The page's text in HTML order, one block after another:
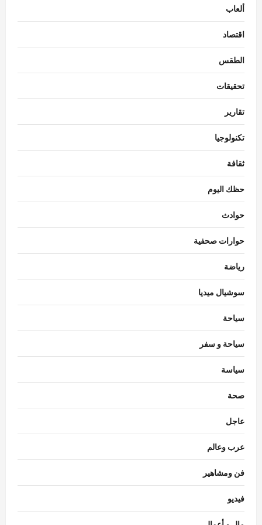
ألعاب
اقتصاد
الطقس
تحقيقات
تقارير
تكنولوجيا
ثقافة
حظك اليوم
حوادث
حوارات صحفية
رياضة
سوشيال ميديا
سياحة
سياحة و سفر
سياسة
صحة
عاجل
عرب وعالم
فن ومشاهير
فيديو
3
4